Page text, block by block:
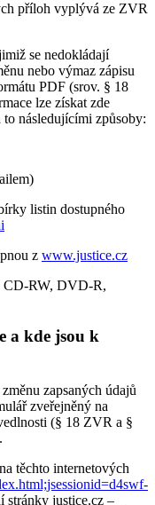
příloh vyplývá ze ZVR
se nedokládají
nebo výmaz zápisu
PDF (srov. § 18
lze získat zde
to následujícími způsoby:
listin dostupného
z www.justice.cz
CD-RW, DVD-R,
a kde jsou k
zapsaných údajů
zveřejněný na
(§ 18 ZVR a §
těchto internetových
stránky justice.cz –